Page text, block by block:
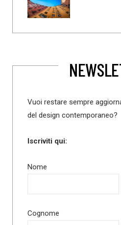
Vuoi restare sempre
del design contemporaneo?
Iscriviti qui:
Nome
Cognome